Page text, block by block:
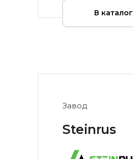
В каталог
Steinrus
Завод